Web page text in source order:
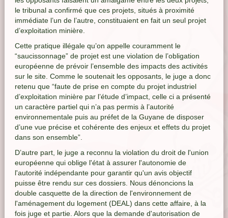
le tribunal a confirmé que ces projets, situés à proximité
immédiate l’un de l’autre, constituaient en fait un seul projet
d’exploitation minière.
Cette pratique illégale qu’on appelle couramment le
“saucissonnage” de projet est une violation de l’obligation
européenne de prévoir l’ensemble des impacts des activités
sur le site. Comme le soutenait les opposants, le juge a donc
retenu que “faute de prise en compte du projet industriel
d’exploitation minière par l’étude d’impact, celle ci a présenté
un caractère partiel qui n’a pas permis à l’autorité
environnementale puis au préfet de la Guyane de disposer
d’une vue précise et cohérente des enjeux et effets du projet
dans son ensemble”.
D’autre part, le juge a reconnu la violation du droit de l'union
européenne qui oblige l'état à assurer l'autonomie de
l'autorité indépendante pour garantir qu'un avis objectif
puisse être rendu sur ces dossiers. Nous dénoncions la
double casquette de la direction de l'environnement de
l'aménagement du logement (DEAL) dans cette affaire, à la
fois juge et partie. Alors que la demande d'autorisation de